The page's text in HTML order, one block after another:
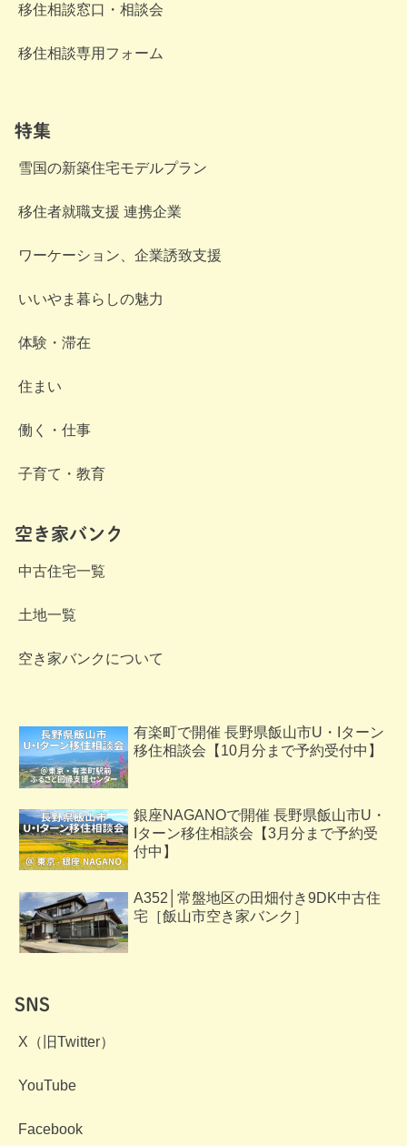
移住相談窓口・相談会
移住相談専用フォーム
特集
雪国の新築住宅モデルプラン
移住者就職支援 連携企業
ワーケーション、企業誘致支援
いいやま暮らしの魅力
体験・滞在
住まい
働く・仕事
子育て・教育
空き家バンク
中古住宅一覧
土地一覧
空き家バンクについて
有楽町で開催 長野県飯山市U・Iターン
移住相談会【10月分まで予約受付中】
銀座NAGANOで開催 長野県飯山市U・
Iターン移住相談会【3月分まで予約受
付中】
A352│常盤地区の田畑付き9DK中古住
宅［飯山市空き家バンク］
SNS
X（旧Twitter）
YouTube
Facebook